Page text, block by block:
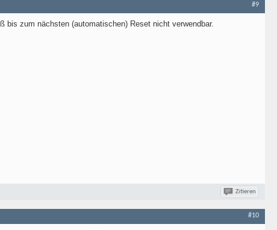
#9
zum nächsten (automatischen) Reset nicht verwendbar.
Zitieren
#10